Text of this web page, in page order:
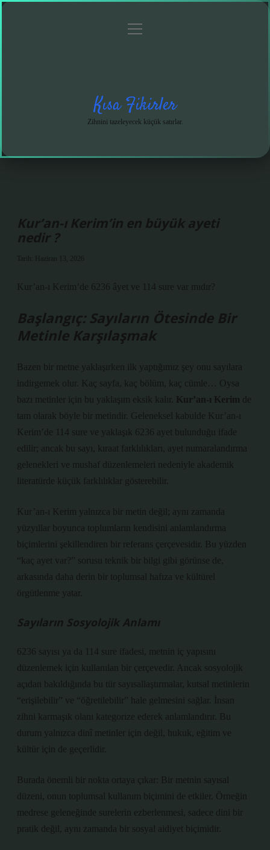
menüyü
Kısa Fikirler
Zihnini tazeleyecek küçük satırlar.
Kur’an-ı Kerim’in en büyük ayeti
nedir ?
Tarih: Haziran 13, 2026
Kur’an-ı Kerim’de 6236 âyet ve 114 sure var mıdır?
Başlangıç: Sayıların Ötesinde Bir
Metinle Karşılaşmak
Bazen bir metne yaklaşırken ilk yaptığımız şey onu sayılara
indirgemek olur. Kaç sayfa, kaç bölüm, kaç cümle… Oysa
bazı metinler için bu yaklaşım eksik kalır.
Kur’an-ı Kerim de
tam olarak böyle bir metindir. Geleneksel kabulde Kur’an-ı
Kerim’de 114 sure ve yaklaşık 6236 ayet bulunduğu ifade
edilir; ancak bu sayı, kıraat farklılıkları, ayet numaralandırma
gelenekleri ve mushaf düzenlemeleri nedeniyle akademik
literatürde küçük farklılıklar gösterebilir.
Kur’an-ı Kerim yalnızca bir metin değil; aynı zamanda
yüzyıllar boyunca toplumların kendisini anlamlandırma
biçimlerini şekillendiren bir referans çerçevesidir. Bu yüzden
“kaç ayet var?” sorusu teknik bir bilgi gibi görünse de,
arkasında daha derin bir toplumsal hafıza ve kültürel
örgütlenme yatar.
Sayıların Sosyolojik Anlamı
6236 sayısı ya da 114 sure ifadesi, metnin iç yapısını
düzenlemek için kullanılan bir çerçevedir. Ancak sosyolojik
açıdan bakıldığında bu tür sayısallaştırmalar, kutsal metinlerin
“erişilebilir” ve “öğretilebilir” hale gelmesini sağlar. İnsan
zihni karmaşık olanı kategorize ederek anlamlandırır. Bu
durum yalnızca dinî metinler için değil, hukuk, eğitim ve
kültür için de geçerlidir.
Burada önemli bir nokta ortaya çıkar: Bir metnin sayısal
düzeni, onun toplumsal kullanım biçimini de etkiler. Örneğin
medrese geleneğinde surelerin ezberlenmesi, sadece dini bir
pratik değil, aynı zamanda bir sosyal aidiyet biçimidir.